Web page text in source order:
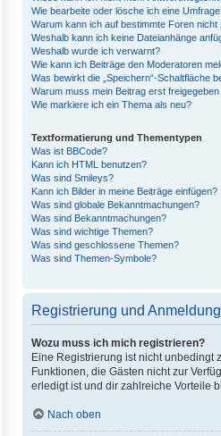
Wie bearbeite oder lösche ich eine
Warum kann ich auf bestimmte Foren nicht
Weshalb kann ich keine Dateianhänge
Weshalb wurde ich verwarnt?
Wie kann ich Beiträge den Moderatoren
Was bewirkt die „Speichern“-Schaltfläche
Warum muss mein Beitrag erst
Wie markiere ich ein Thema als neu?
Textformatierung und Thementypen
Was ist BBCode?
Kann ich HTML benutzen?
Was sind Smileys?
Kann ich Bilder in meine Beiträge einfügen?
Was sind globale Bekanntmachungen?
Was sind Bekanntmachungen?
Was sind wichtige Themen?
Was sind geschlossene Themen?
Was sind Themen-Symbole?
Registrierung und Anmeldung
Wozu muss ich mich registrieren?
Eine Registrierung ist nicht unbedingt
Funktionen, die Gästen nicht zur
erledigt ist und dir zahlreiche Vorteile
Nach oben